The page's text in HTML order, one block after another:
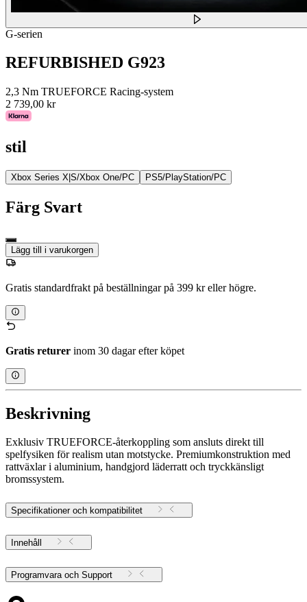
G-serien
REFURBISHED G923
2,3 Nm TRUEFORCE Racing-system
2 739,00 kr
stil
Xbox Series X|S/Xbox One/PC PS5/PlayStation/PC
Färg Svart
Lägg till i varukorgen
Gratis standardfrakt på beställningar på 399 kr eller högre.
Gratis returer inom 30 dagar efter köpet
Beskrivning
Exklusiv TRUEFORCE-återkoppling som ansluts direkt till
spelfysiken för realism utan motstycke. Premiumkonstruktion med
rattväxlar i aluminium, handgjord läderratt och tryckkänsligt
bromssystem.
Specifikationer och kompatibilitet
Innehåll
Programvara och Support